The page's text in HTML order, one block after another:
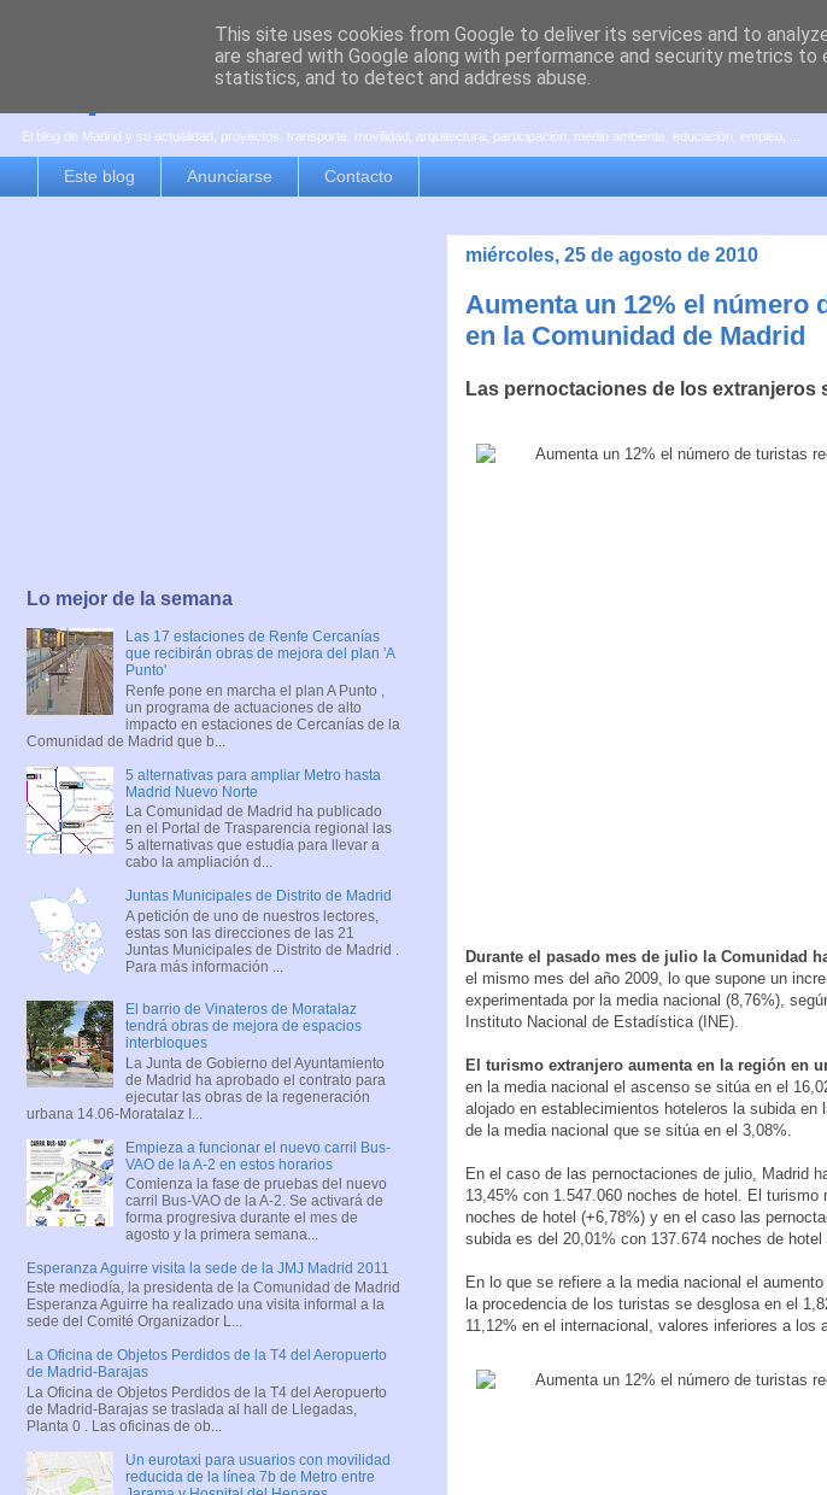
es por madrid
El blog de Madrid y su actualidad, proyectos, transporte, movilidad, arquitectura, participación, medio ambiente, educación, empleo, ...
Este blog Anunciarse Contacto
miércoles, 25 de agosto de 2010
Aumenta un 12% el
en la Comunidad de Madrid
Las pernoctaciones de los extranjeros
Durante el pasado mes de julio la Comunidad
el mismo mes del año 2009, lo que supone un
experimentada por la media nacional (8,76%),
Instituto Nacional de Estadística (INE).
El turismo extranjero aumenta en la región en
en la media nacional el ascenso se sitúa en el
alojado en establecimientos hoteleros la subida en
de la media nacional que se sitúa en el 3,08%.
En el caso de las pernoctaciones de julio, Madrid
13,45% con 1.547.060 noches de hotel. El
noches de hotel (+6,78%) y en el caso las
subida es del 20,01% con 137.674 noches de
En lo que se refiere a la media nacional el
la procedencia de los turistas se desglosa en el
11,12% en el internacional, valores inferiores a los
Lo mejor de la semana
Las 17 estaciones de Renfe Cercanías
que recibirán obras de mejora del plan 'A
Punto'
Renfe pone en marcha el plan A Punto ,
un programa de actuaciones de alto
impacto en estaciones de Cercanías de la
Comunidad de Madrid que b...
5 alternativas para ampliar Metro hasta
Madrid Nuevo Norte
La Comunidad de Madrid ha publicado
en el Portal de Trasparencia regional las
5 alternativas que estudia para llevar a
cabo la ampliación d...
Juntas Municipales de Distrito de Madrid
A petición de uno de nuestros lectores,
estas son las direcciones de las 21
Juntas Municipales de Distrito de Madrid .
Para más información ...
El barrio de Vinateros de Moratalaz
tendrá obras de mejora de espacios
interbloques
La Junta de Gobierno del Ayuntamiento
de Madrid ha aprobado el contrato para
ejecutar las obras de la regeneración
urbana 14.06-Moratalaz I...
Empieza a funcionar el nuevo carril Bus-
VAO de la A-2 en estos horarios
Comienza la fase de pruebas del nuevo
carril Bus-VAO de la A-2. Se activará de
forma progresiva durante el mes de
agosto y la primera semana...
Esperanza Aguirre visita la sede de la JMJ Madrid 2011
Este mediodía, la presidenta de la Comunidad de Madrid
Esperanza Aguirre ha realizado una visita informal a la
sede del Comité Organizador L...
La Oficina de Objetos Perdidos de la T4 del Aeropuerto
de Madrid-Barajas
La Oficina de Objetos Perdidos de la T4 del Aeropuerto
de Madrid-Barajas se traslada al hall de Llegadas,
Planta 0 . Las oficinas de ob...
Un eurotaxi para usuarios con movilidad
reducida de la línea 7b de Metro entre
This site uses cookies from Google to deliver its services and to
are shared with Google along with performance and security metrics to
statistics, and to detect and address abuse.